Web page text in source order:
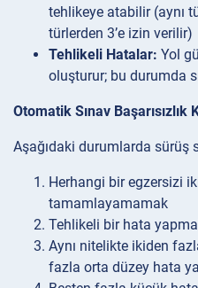
tehlikeye atabilir (aynı
türlerden 3’e izin verilir)
Tehlikeli Hatalar: Yol
oluşturur; bu durumda
Otomatik Sınav Başarısızlık
Aşağıdaki durumlarda sürüş
Herhangi bir egzersizi
tamamlayamamak
Tehlikeli bir hata
Aynı nitelikte ikiden
fazla orta düzey hata